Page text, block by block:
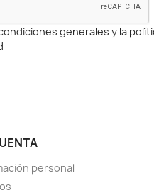
generales y la
personal